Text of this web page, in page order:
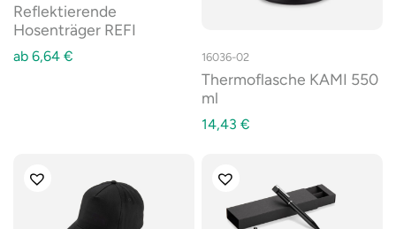
Reflektierende
Hosenträger REFI
ab 6,64 € 16036-02
Thermoflasche KAMI 550
ml
14,43 €